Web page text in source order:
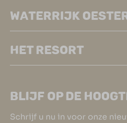
WATERRIJK
HET RESORT
BLIJF OP DE
Schrijf u nu in voor onze